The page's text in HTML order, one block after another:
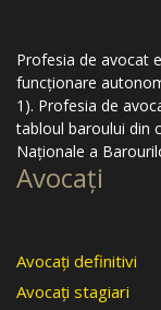
Profesia de avocat
funcţionare
1). Profesia de
tabloul baroului din
Naţionale a
Avocaţi
Avocaţi definitivi
Avocaţi stagiari